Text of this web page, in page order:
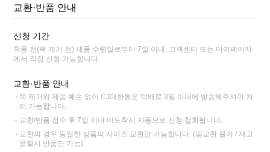
교환·반품 안내
신청 기간
착용 전(택 제거 전) 제품 수령일로부터 7일 이내, 고객센터 또는 마이페이지
에서 직접 신청 가능합니다.
교환·반품 안내
택 제거와 제품 훼손 없이 CJ대한통운 택배로 3일 이내에 발송해주셔야 처
리 가능합니다.
교환/반품 접수 후 7일 이내 미도착시 자동으로 신청 철회됩니다.
교환의 경우 동일한 상품의 사이즈 교환만 가능합니다. (맞교환 불가 / 재고
품절시 반품만 가능)